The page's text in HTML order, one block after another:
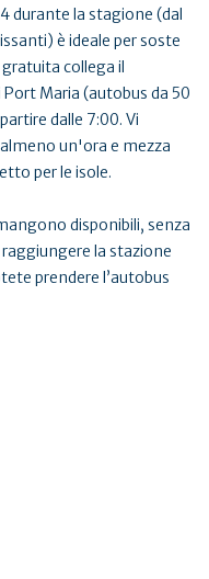
durante la stagione (dal
è ideale per soste
collega il
Maria (autobus da 50
dalle 7:00. Vi
un'ora e mezza
per le isole.
disponibili, senza
la stazione
prendere l’autobus